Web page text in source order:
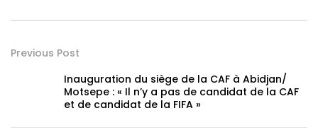
Previous Post
Inauguration du siège de la CAF à Abidjan/
Motsepe : « Il n’y a pas de candidat de la CAF
et de candidat de la FIFA »